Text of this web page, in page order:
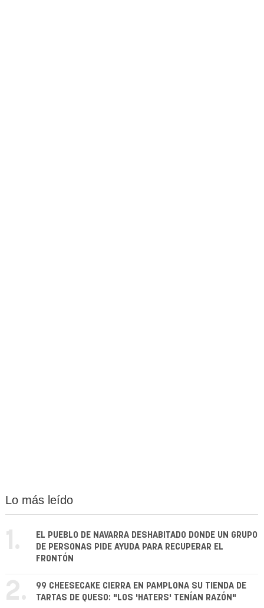
Lo más leído
1.
EL PUEBLO DE NAVARRA DESHABITADO DONDE UN GRUPO
DE PERSONAS PIDE AYUDA PARA RECUPERAR EL
FRONTÓN
2.
99 CHEESECAKE CIERRA EN PAMPLONA SU TIENDA DE
TARTAS DE QUESO: "LOS 'HATERS' TENÍAN RAZÓN"